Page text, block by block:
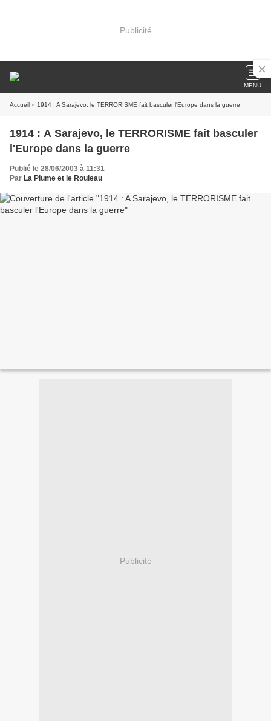
Publicité
MENU
Accueil » 1914 : A Sarajevo, le TERRORISME fait basculer l'Europe dans la guerre
1914 : A Sarajevo, le TERRORISME fait basculer
l'Europe dans la guerre
Publié le 28/06/2003 à 11:31
Par La Plume et le Rouleau
Publicité